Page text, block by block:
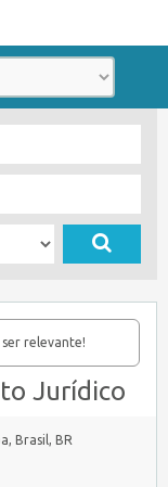
relevante!
Jurídico
Brasil, BR